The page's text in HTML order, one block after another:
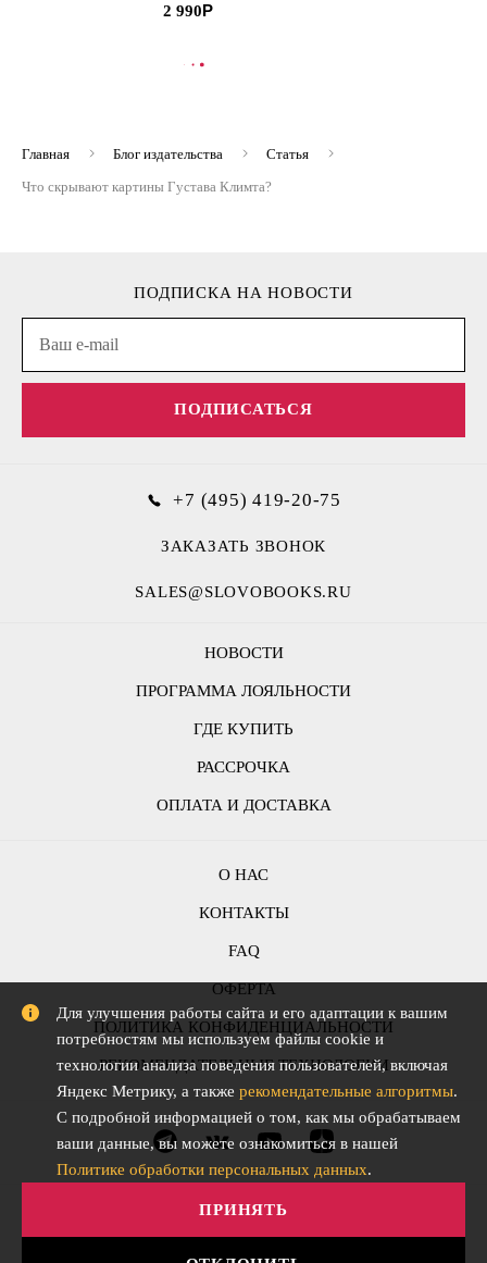
2 990
В КОРЗИНУ
Главная Блог издательства
Статья
Что скрывают картины Густава Климта?
НОВОСТИ
ПРОГРАММА ЛОЯЛЬНОСТИ
ГДЕ КУПИТЬ
РАССРОЧКА
ОПЛАТА И ДОСТАВКА
ПОДПИСКА НА НОВОСТИ
ПОДПИСАТЬСЯ
О НАС
КОНТАКТЫ
FAQ
ОФЕРТА
ПОЛИТИКА КОНФИДЕНЦИАЛЬНОСТИ
РЕКОМЕНДАТЕЛЬНЫЕ ТЕХНОЛОГИИ
+7 (495) 419-20-75
ЗАКАЗАТЬ ЗВОНОК
SALES@SLOVOBOOKS.RU
Для улучшения работы сайта и его адаптации к вашим
потребностям мы используем файлы cookie и
технологии анализа поведения пользователей, включая
Яндекс Метрику, а также рекомендательные алгоритмы.
С подробной информацией о том, как мы обрабатываем
ваши данные, вы можете ознакомиться в нашей
Политике обработки персональных данных.
ПРИНЯТЬ